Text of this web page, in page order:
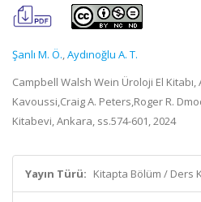
Şanlı M. Ö.,Aydınoğlu A. T.
Campbell Walsh Wein Üroloji El Kitabı,
Kavoussi,Craig A. Peters,Roger R.
Kitabevi, Ankara, ss.574-601, 2024
Yayın Türü: Kitapta Bölüm / Ders